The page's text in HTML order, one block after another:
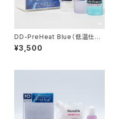
DD-PreHeat Blue（低温仕様）
【液体化ホット】
¥3,500